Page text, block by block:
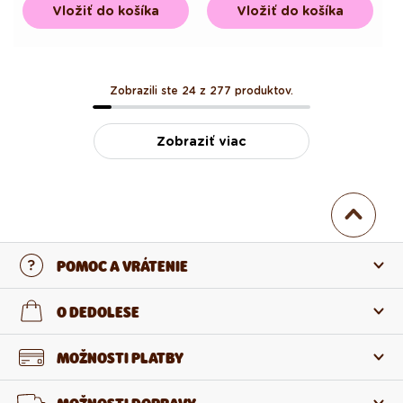
Vložiť do košíka Vložiť do košíka
Zobrazili ste 24 z 277 produktov.
Zobraziť viac
POMOC A VRÁTENIE
Kontaktujte nás
Vrátenie a reklamácia
O DEDOLESE
O nás MOŽNOSTI PLATBY